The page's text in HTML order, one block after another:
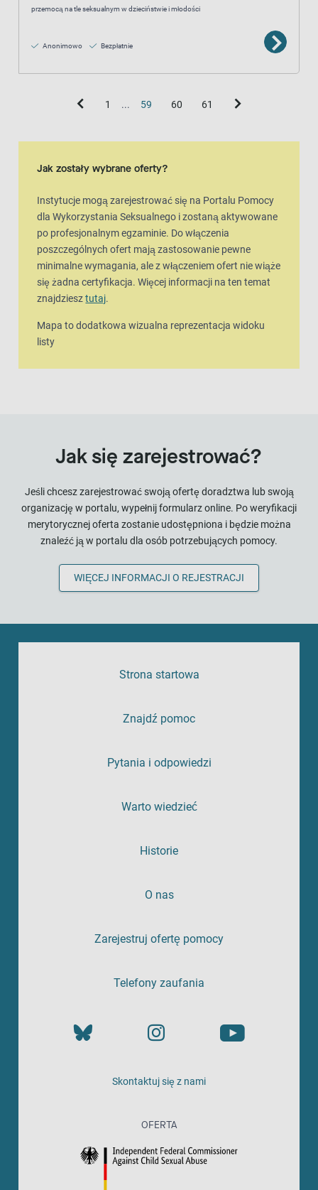
przemocą na tle seksualnym w dzieciństwie i młodości
Anonimowo Bezpłatnie
1 ... 59 60 61
widok mapy
Jak zostały wybrane oferty?
Instytucje mogą zarejestrować się na Portalu Pomocy
dla Wykorzystania Seksualnego i zostaną aktywowane
po profesjonalnym egzaminie. Do włączenia
poszczególnych ofert mają zastosowanie pewne
minimalne wymagania, ale z włączeniem ofert nie wiąże
się żadna certyfikacja. Więcej informacji na ten temat
znajdziesztutaj.
Mapa to dodatkowa wizualna reprezentacja widoku
listy
Jak się zarejestrować?
Jeśli chcesz zarejestrować swoją ofertę doradztwa lub swoją
organizację w portalu, wypełnij formularz online. Po weryfikacji
merytorycznej oferta zostanie udostępniona i będzie można
znaleźć ją w portalu dla osób potrzebujących pomocy.
WIĘCEJ INFORMACJI O REJESTRACJI
Strona startowa
Znajdź pomoc
Pytania i odpowiedzi
Warto wiedzieć
Historie
O nas
Zarejestruj ofertę pomocy
Telefony zaufania
Skontaktuj się z nami
OFERTA